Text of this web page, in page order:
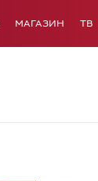
МАГАЗИН ТВ